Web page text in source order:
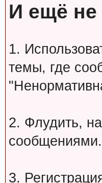
И ещё не
1.
темы, где
2. Флудить,
сообщениями.
3.